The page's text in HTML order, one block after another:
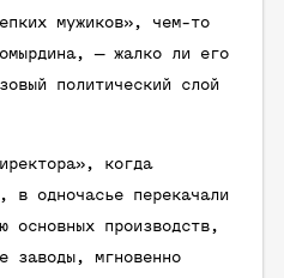
мужиков», чем-то
— жалко ли его
политический слой
когда
в одночасье перекачали
основных производств,
заводы, мгновенно